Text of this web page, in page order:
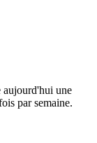
une
par semaine.